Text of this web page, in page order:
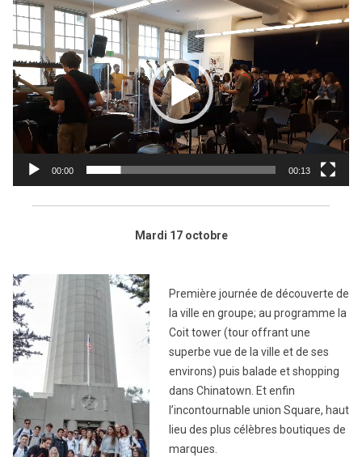
00:00 00:13
Mardi 17 octobre
Première journée de découverte de
la ville en groupe; au programme la
Coit tower (tour offrant une
superbe vue de la ville et de ses
environs) puis balade et shopping
dans Chinatown. Et enfin
l’incontournable union Square, haut
lieu des plus célèbres boutiques de
marques.